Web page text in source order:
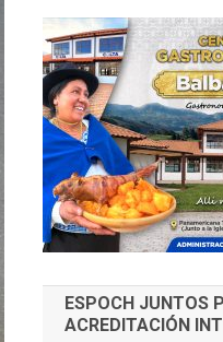
ESPOCH JUNTOS
ACREDITACIÓN